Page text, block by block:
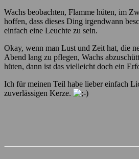
Wachs beobachten, Flamme hüten, im
hoffen, dass dieses Ding irgendwann
einfach eine Leuchte zu sein.
Okay, wenn man Lust und Zeit hat, die
Abend lang zu pflegen, Wachs
hüten, dann ist das vielleicht doch ein
Ich für meinen Teil habe lieber einfach
zuverlässigen Kerze.